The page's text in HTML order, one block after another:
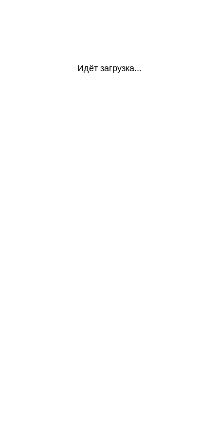
Идёт загрузка...